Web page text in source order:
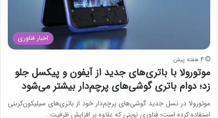
اخبار فناوری
4 هفته پیش
موتورولا با باتری‌های جدید از آیفون و پیکسل جلو
زد؛ دوام باتری گوشی‌های پرچم‌دار بیشتر می‌شود
موتورولا در نسل جدید گوشی‌های پرچم‌دار خود از باتری‌های سیلیکون‌کربنی
استفاده کرده است؛ فناوری نوینی که علاوه بر افزایش ظرفیت…